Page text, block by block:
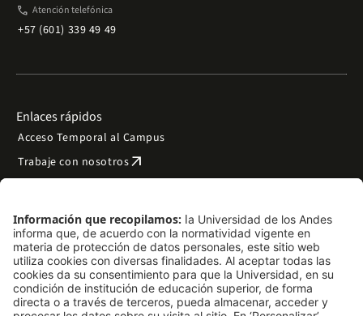
phone Atención telefónica
+57 (601) 339 49 49
Enlaces rápidos
Acceso Temporal al Campus
Trabaje con nosotrosarrow_outward
Preguntas frecuentes
Filantropía y donacionesarrow_outward
Mapa del sitio arrow_outward